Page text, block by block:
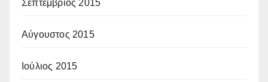
Σεπτέμβριος 2015
Αύγουστος 2015
Ιούλιος 2015